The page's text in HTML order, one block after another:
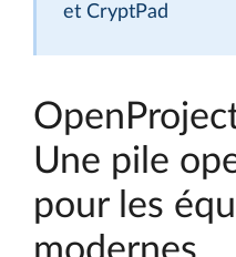
et CryptPad
Une pile
pour les